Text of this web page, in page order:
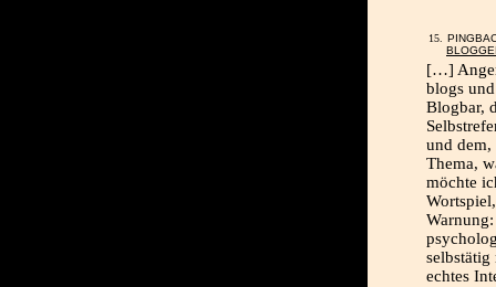
[…]
blogs
Blogbar,
und dem,
Thema,
möchte
echtes